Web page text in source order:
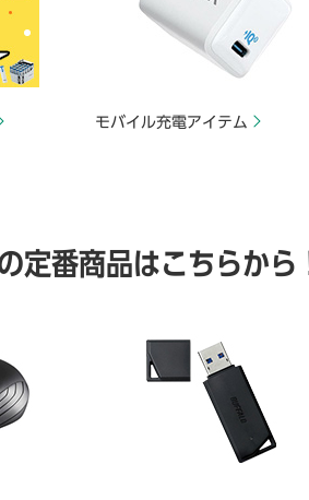
モバイル充電アイテム
定番商品はこちらから